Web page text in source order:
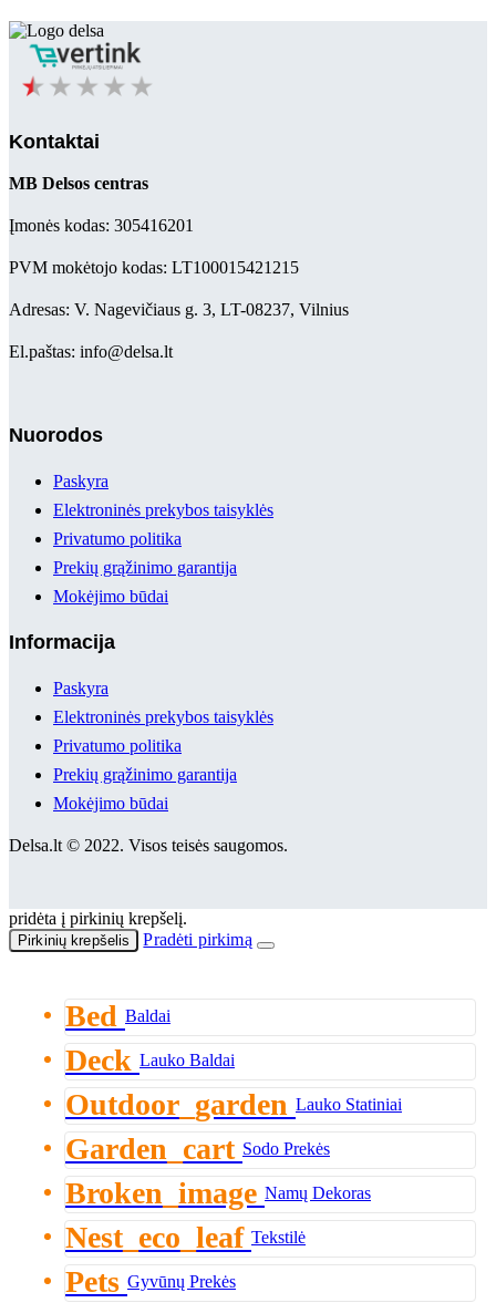
Kontaktai
MB Delsos centras
Įmonės kodas: 305416201
PVM mokėtojo kodas: LT100015421215
Adresas: V. Nagevičiaus g. 3, LT-08237, Vilnius
El.paštas: info@delsa.lt
Nuorodos
Paskyra
Elektroninės prekybos taisyklės
Privatumo politika
Prekių grąžinimo garantija
Mokėjimo būdai
Informacija
Paskyra
Elektroninės prekybos taisyklės
Privatumo politika
Prekių grąžinimo garantija
Mokėjimo būdai
Delsa.lt © 2022. Visos teisės saugomos.
pridėta į pirkinių krepšelį.
Pirkinių krepšelis Pradėti pirkimą
Bed Baldai
Deck Lauko Baldai
Outdoor_garden Lauko Statiniai
Garden_cart Sodo Prekės
Broken_image Namų Dekoras
Nest_eco_leaf Tekstilė
Pets Gyvūnų Prekės